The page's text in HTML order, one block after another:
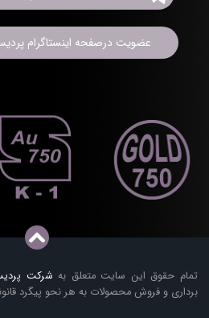
تمام حقوق این سایت متعلق به شرکت
برداری و فروش محصولات به هر نحو پیگرد
عضویت درصفحه اینستاگرام